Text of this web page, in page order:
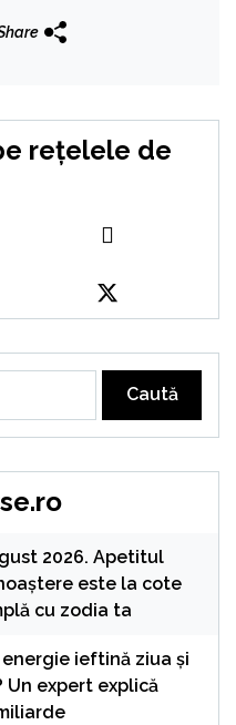
că vrea să
aceea să vină
rețelele de
2026. Apetitul
este la cote
cu zodia ta
ieftină ziua și
Un expert explică